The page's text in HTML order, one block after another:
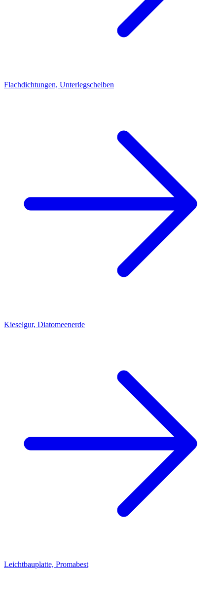
Flachdichtungen, Unterlegscheiben
Kieselgur, Diatomeenerde
Leichtbauplatte, Promabest